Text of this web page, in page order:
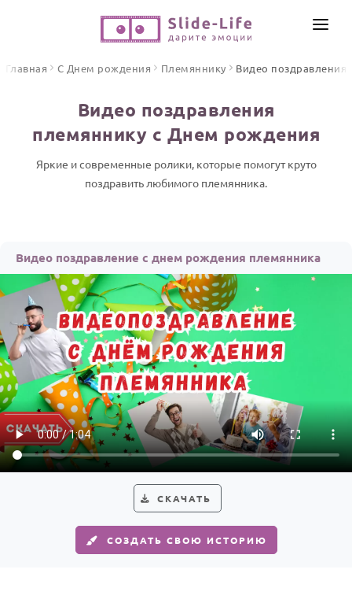
ПО ФОРМАТУ
Видео поздравления
Песни поздравления
ПРАЗДНИКИ
С Днем рождения
Юбилей
Свадьба
Годовщина свадьбы
Календарь праздников
КОМУ
Женщине
ИНСТРУМЕНТЫ
Главная С Днем рождения Племяннику Видео поздравления
Видео поздравления
племяннику с Днем рождения
Яркие и современные ролики, которые помогут круто
поздравить любимого племянника.
Видео поздравление с днем рождения племянника
СКАЧАТЬ
СОЗДАТЬ СВОЮ ИСТОРИЮ